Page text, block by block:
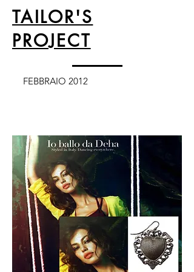
TAILOR'S
PROJECT
FEBBRAIO 2012